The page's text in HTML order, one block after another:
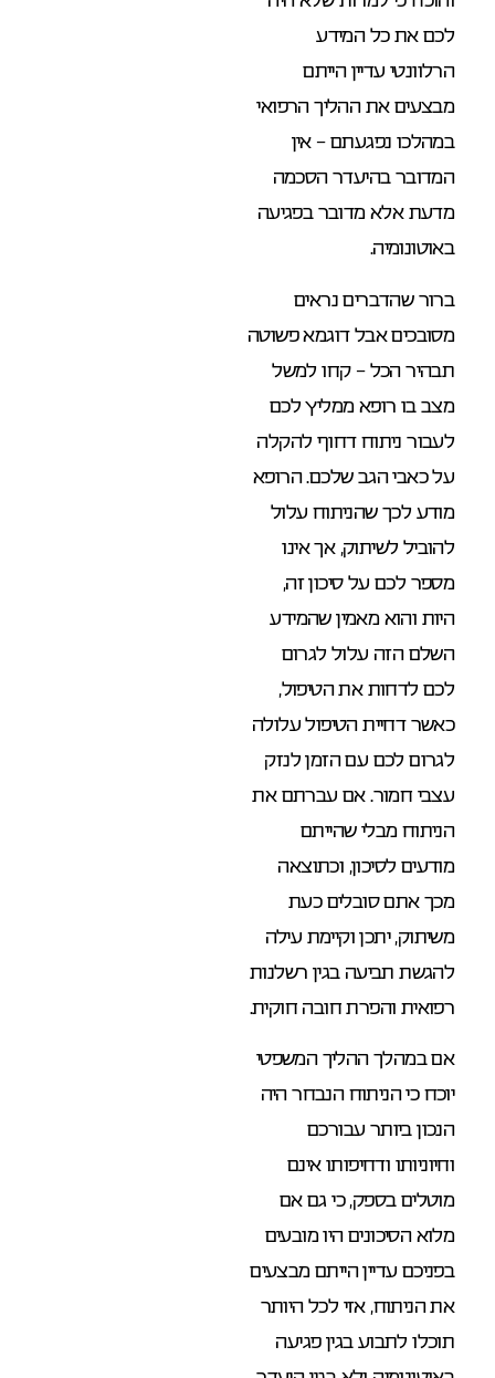
לכם את כל המידע
הרלוונטי עדיין הייתם
מבצעים את ההליך הרפואי
במהלכו נפגעתם – אין
המדובר בהיעדר הסכמה
מדעת אלא מדובר בפגיעה
באוטונומיה.
ברור שהדברים נראים
מסובכים אבל דוגמא פשוטה
תבהיר הכל – קחו למשל
מצב בו רופא ממליץ לכם
לעבור ניתוח דחוף להקלה
על כאבי הגב שלכם. הרופא
מודע לכך שהניתוח עלול
להוביל לשיתוק, אך אינו
מספר לכם על סיכון זה,
היות והוא מאמין שהמידע
השלם הזה עלול לגרום
לכם לדחות את הטיפול,
כאשר דחיית הטיפול עלולה
לגרום לכם עם הזמן לנזק
עצבי חמור. אם עברתם את
הניתוח מבלי שהייתם
מודעים לסיכון, וכתוצאה
מכך אתם סובלים כעת
משיתוק, יתכן וקיימת עילה
להגשת תביעה בגין רשלנות
רפואית והפרת חובה חוקית.
אם במהלך ההליך המשפטי
יוכח כי הניתוח הנבחר היה
הנכון ביותר עבורכם
וחיוניותו ודחיפותו אינם
מוטלים בספק, כי גם אם
מלוא הסיכונים היו מובעים
בפניכם עדיין הייתם מבצעים
את הניתוח, אזי לכל היותר
תוכלו לתבוע בגין פגיעה